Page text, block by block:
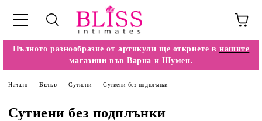
Пълното разнообразие от артикули ще откриете в нашите
магазини във Варна и Шумен.
Начало Бельо Сутиени Сутиени без подплънки
Сутиени без подплънки